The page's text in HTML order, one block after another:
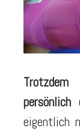
eigentlich